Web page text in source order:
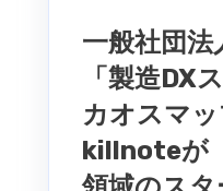
一般社団法
「製造DX
カオスマ
killnoteが